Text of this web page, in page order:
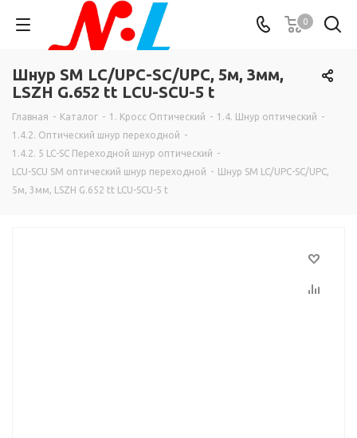
0
Шнур SM LC/UPC-SC/UPC, 5м, 3мм,
LSZH G.652 tt LCU-SCU-5 t
Главная - Каталог - 1. Кросс Оптический - 1.4. Шнур оптический -
1.4.2. Оптический шнур переходной -
1.4.2. 5 LC-SC Переходной шнур оптический -
LCU-SCU SM оптический шнур переходной - Шнур SM LC/UPC-SC/UPC,
5м, 3мм, LSZH G.652 tt LCU-SCU-5 t